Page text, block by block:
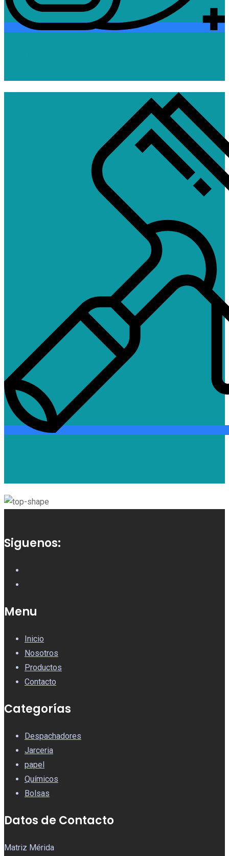
Siguenos:
Menu
Inicio
Nosotros
Productos
Contacto
Categorías
Despachadores
Jarceria
papel
Químicos
Bolsas
Datos de Contacto
Matriz Mérida